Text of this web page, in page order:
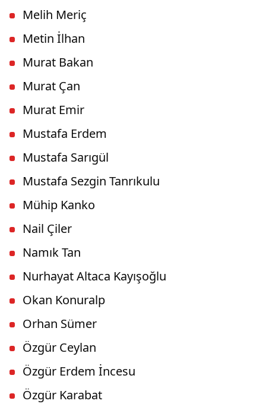
Melih Meriç
Metin İlhan
Murat Bakan
Murat Çan
Murat Emir
Mustafa Erdem
Mustafa Sarıgül
Mustafa Sezgin Tanrıkulu
Mühip Kanko
Nail Çiler
Namık Tan
Nurhayat Altaca Kayışoğlu
Okan Konuralp
Orhan Sümer
Özgür Ceylan
Özgür Erdem İncesu
Özgür Karabat